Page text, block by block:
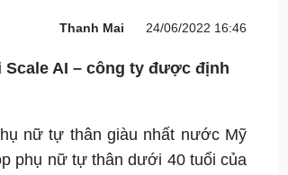
Thanh Mai 24/06/2022 16:46
Scale AI – công ty được định
nữ tự thân giàu nhất nước Mỹ
phụ nữ tự thân dưới 40 tuổi của